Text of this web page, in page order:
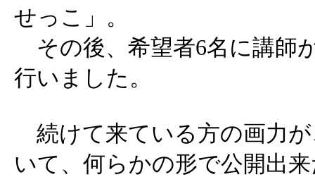
せっこ」。
その後、希望者6名に講師
行いました。
続けて来ている方の画力
いて、何らかの形で公開出